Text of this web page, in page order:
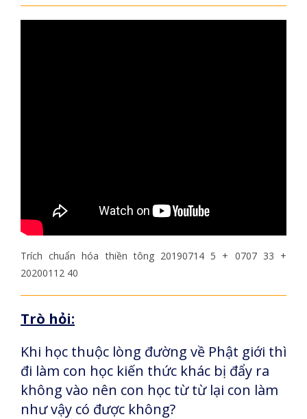
Trích chuẩn hóa thiền tông 20190714 5 + 0707 33 +
20200112 40
Trò hỏi:
Khi học thuộc lòng đường về Phật giới thì
đi làm con học kiến thức khác bị đẩy ra
không vào nên con học từ từ lại con làm
như vậy có được không?